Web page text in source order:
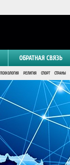
ОБРАТНАЯ СВЯЗЬ
ПСИХОЛОГИЯ РЕЛИГИЯ СПОРТ СТРАНЫ